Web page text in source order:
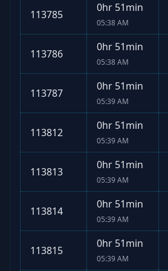
113785
0hr 51min
05:38 AM
113786
0hr 51min
05:38 AM
113787
0hr 51min
05:39 AM
113812
0hr 51min
05:39 AM
113813
0hr 51min
05:39 AM
113814
0hr 51min
05:39 AM
113815
0hr 51min
05:39 AM